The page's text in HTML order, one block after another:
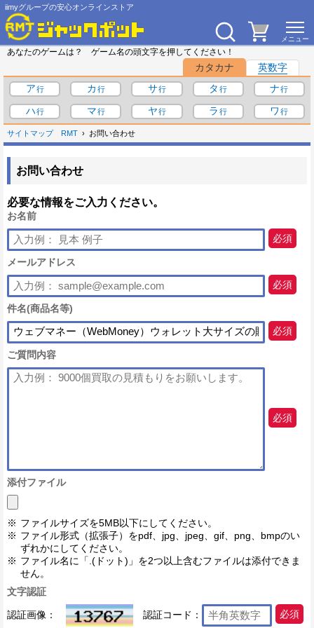
iimyグループの安心オンラインストア
あなたのゲームは？ ゲーム名の頭文字を押してください！
カタカナ
英数字
ア
カ サ タ
ナ
ハ
マ ヤ ラ ワ
サイトマップ RMT お問い合わせ
お問い合わせ
必要な情報をご入力ください。
お名前
必須
メールアドレス
必須
件名(商品名等)
必須
ご質問内容
必須
添付ファイル
ファイルサイズを5MB以下にしてください。
ファイル形式（拡張子）をpdf、jpg、jpeg、gif、png、bmpのい
ずれかにしてください。
ファイル名に「.(ドット)」を2つ以上含むファイルは添付できま
せん。
文字認証
認証画像： 認証コード： 必須